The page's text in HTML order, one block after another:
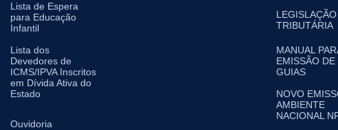
Lista de Espera
para Educação
Infantil
Lista dos
Devedores de
ICMS/IPVA Inscritos
em Dívida Ativa do
Estado
Ouvidoria
LEGISLAÇÃO
TRIBUTÁRIA
MANUAL
EMISSÃO DE
GUIAS
NOVO
AMBIENTE
NACIONAL